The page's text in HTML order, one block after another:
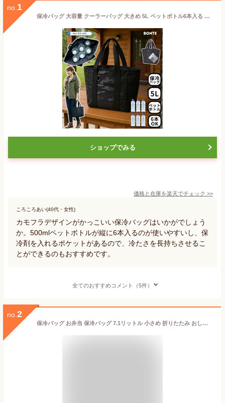
no. 1
保冷バッグ 大容量 クーラーバッグ 大きめ 5L ペットボトル6本入る ランチバッグ クールランチバッグ 深型 BONTE カモフラ Camo ブラック お弁当袋 弁当 ペットボトル 手洗いOK 保冷 保冷剤ポケット メンズ レディース シンプル おしゃれ アウトドア 通勤 通学 ピクニック
ショップでみる
価格と在庫を楽天でチェック >>
ころころあい(40代・女性)
カモフラデザインがかっこいい保冷バッグはいかがでしょう
か。500mlペットボトルが縦に6本入るのが使いやすいし、保
冷剤を入れるポケットがあるので、冷たさを長持ちさせるこ
とができるのもおすすめです。
全てのおすすめコメント（5件）
no. 2
保冷バッグ お弁当 保冷バッグ 7.1リットル 小さめ 折りたたみ おしゃれ ミニ トート クーラーバッグ ブラック 500ml ペットボトル 6本分 お弁当袋 ランチバッグ レディース メンズ クーラーボックス 小型 ネオプレイン